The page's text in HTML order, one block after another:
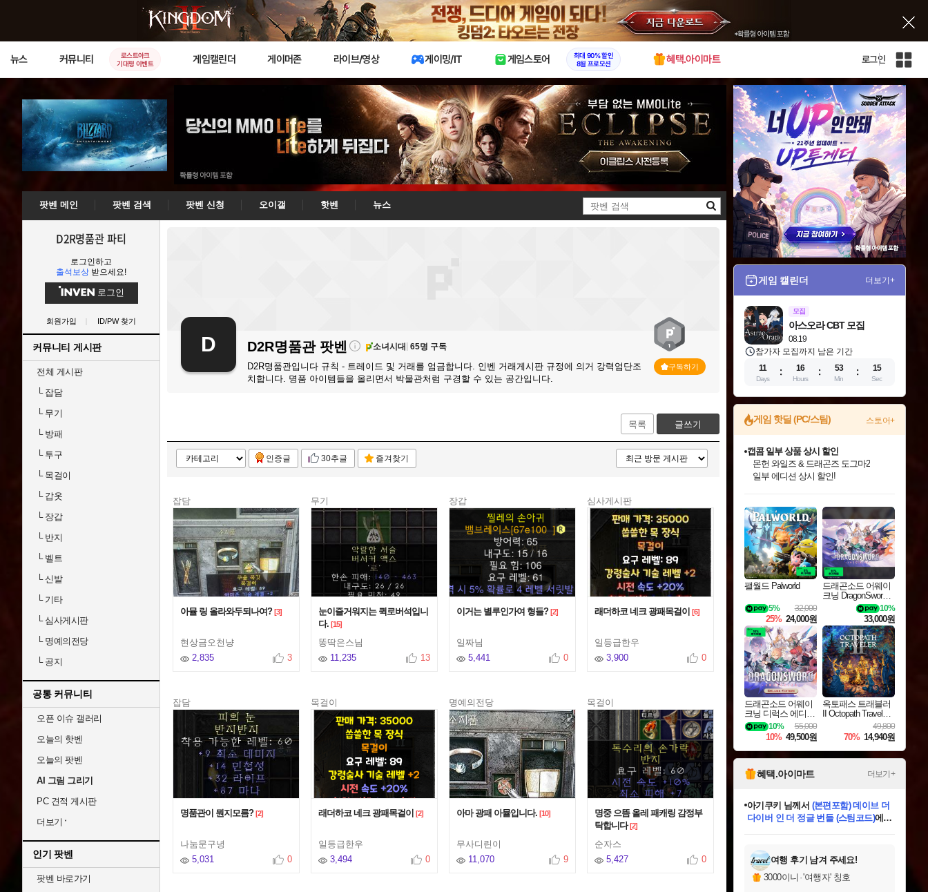
X
뉴스 커뮤니티
로스트아크
기대평 이벤트
게임캘린더 게이머존 라이브/영상 게이밍/IT 게임스토어
최대 90% 할인
8월 프로모션
혜택.아이마트 로그인
인
벤
전
사
이
트
팟벤 메인 팟벤 검색 팟벤 신청 오이갤 핫벤
뉴스
검
D2R명품관 파티
로그인하고
출석보상 받으세요!
로그인
회원가입 ID/PW 찾기
커뮤니티 게시판
전체 게시판
└잡담
└무기
└방패
└투구
└목걸이
└갑옷
└장갑
└반지
└벨트
└신발
└기타
└심사게시판
└명예의전당
└공지
공통 커뮤니티
오픈 이슈 갤러리
오늘의 핫벤
오늘의 팟벤
AI 그림 그리기
PC 견적 게시판
더보기
인기 팟벤
팟벤 바로가기
D D2R명품관팟벤 소녀시대 65명 구독
D2R명품관입니다 규칙 - 트레이드 및 거래를 엄금합니다. 인벤 거래게시판 규정에 의거 강력엄단조
치합니다. 명품 아이템들을 올리면서 박물관처럼 구경할 수 있는 공간입니다.
구독하기
목록 글쓰기
인증글 30추글 즐겨찾기
잡담
아뮬 링 올라와두되나여?[3]
현상금오천냥
2,835
3
무기
눈이즐거워지는 퀵로버석입니
다. [15]
똥딱은스님
11,235
13
장갑
이거는 별루인가여 형들?[2]
일짜님
5,441
0
심사게시판
래더하코 네크 광패목걸이 [6]
일등급한우
3,900
0
잡담
명품관이 뭔지모름?[2]
나눔문구녕
5,031
0
목걸이
래더하코 네크 광패목걸이 [2]
일등급한우
3,494
0
명예의전당
아마 광패 아뮬입니다. [10]
무사디린이
11,070
9
목걸이
명중 으뜸 올레 패캐링 감정부
탁합니다[2]
순자스
5,427
0
게임 캘린더 더보기+
모집
08.19
아스오라 CBT 모집
참가자 모집까지 남은 기간
11
Days
16
Hours
53
Min
14
Sec
게임 핫딜 (PC/스팀) 스토어+
최대 90% 할인가를 만나보세요!
네이버혜택과 함께 만나보세요!
50%할인&추가 적립까지!
네이버 포인트 혜택까지!
이니&베니 혜택까지!
네이버 혜택가와 함께 예약하세요!
할인&네이버혜택으로 만나보세요!
네이버페이 혜택과 만나보세요!
40주년 프로모션으로 만나보세요!
할인가에 만나보세요!
캡콤 일부 상품 상시 할인
몬헌 와일즈 & 드래곤즈 도그마2
일부 에디션 상시 할인!
혜택으로 예약 판매 중
편안하게 충전하세요
팰월드 Palworld
32,000
5%
25% 24,000원
드래곤소드 어웨이
크닝 DragonSword A
10%
33,000원
드래곤소드 어웨이
크닝 디럭스 에디션
DragonSword Awake
ning Deluxe Edition
55,000
10%
10% 49,500원
옥토패스 트래블러
II Octopath Traveler I
49,800
70% 14,940원
혜택.아이마트 더보기+
교환.
당첨되셨습니다.
당첨되셨습니다.
당첨되셨습니다.
당첨되셨습니다.
아기쿠키 님께서 (본편포함) 데이브 더
다이버 인 더 정글 번들 (스팀코드)에
당첨되셨습니다.
당첨되셨습니다.
에디션 (스팀코드) 를 교환.
당첨되셨습니다.
여행 후기 남겨 주세요!
3000이니 ·'여행자' 칭호